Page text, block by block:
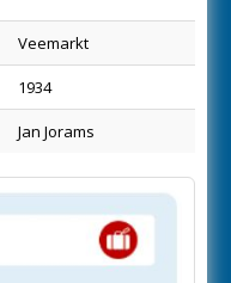
Veemarkt
1934
Jan Jorams